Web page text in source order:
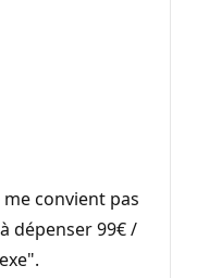
convient pas
dépenser 99€ /